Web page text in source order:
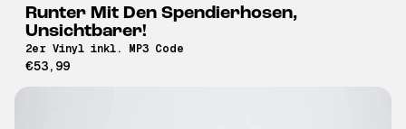
Runter Mit Den Spendierhosen,
Unsichtbarer!
2er Vinyl inkl. MP3 Code
€53,99